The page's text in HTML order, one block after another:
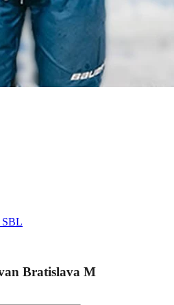
SBL
Bratislava M